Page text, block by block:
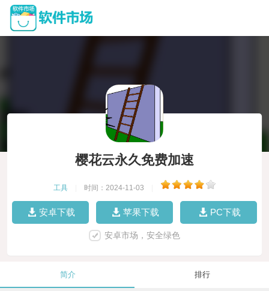
樱花云永久免费加速
工具 时间：2024-11-03
安卓下载 苹果下载 PC下载
安卓市场，安全绿色
简介 排行